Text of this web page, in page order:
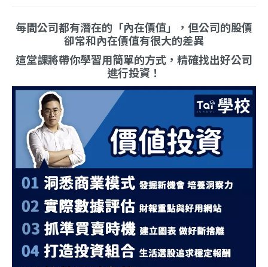
每間公司都有潛在的「內在價值」，但公司的股價
卻常和內在價值有很大的差異
這堂課將帶你學習用簡單的方式，精確找出好公司
進行投資！